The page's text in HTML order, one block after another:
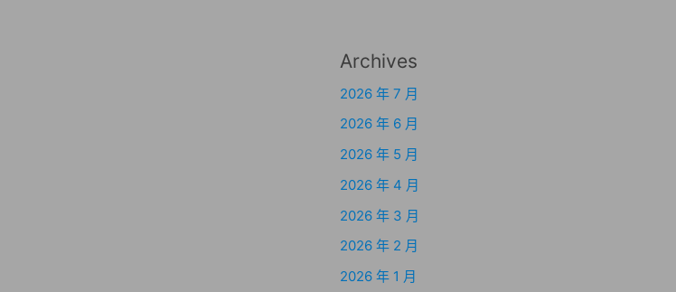
Archives
2026 年 7 月
2026 年 6 月
2026 年 5 月
2026 年 4 月
2026 年 3 月
2026 年 2 月
2026 年 1 月